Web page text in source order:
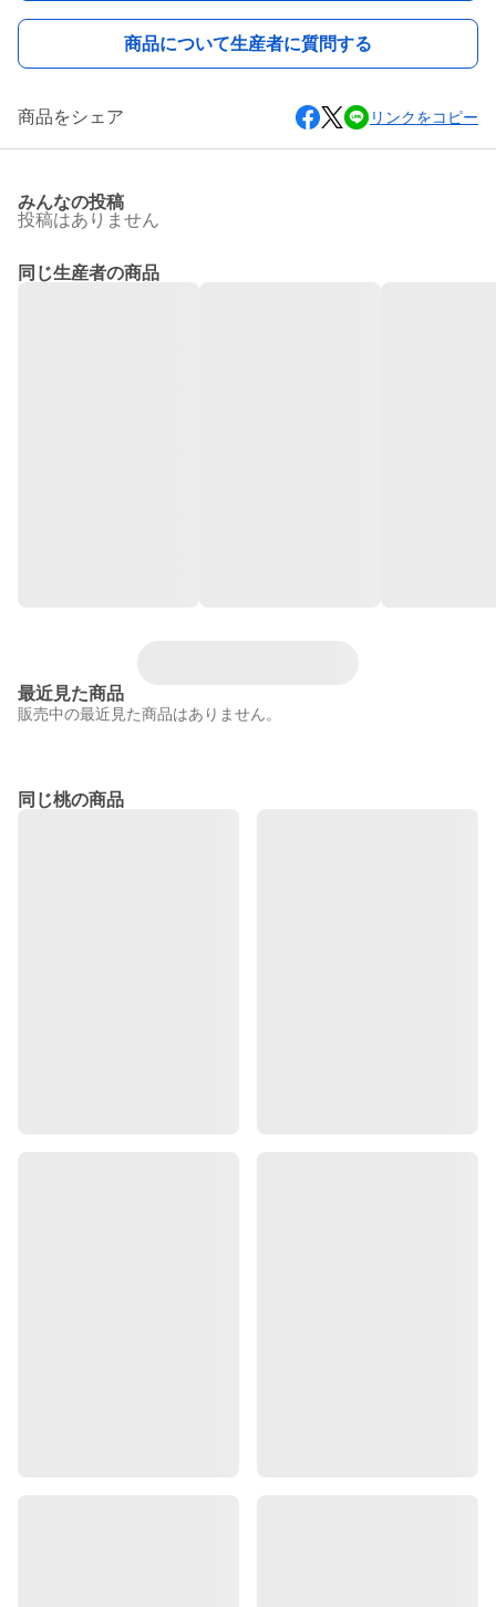
商品について生産者に質問する
商品をシェア リンクをコピー
みんなの投稿
投稿はありません
同じ生産者の商品
最近見た商品
販売中の最近見た商品はありません。
同じ桃の商品